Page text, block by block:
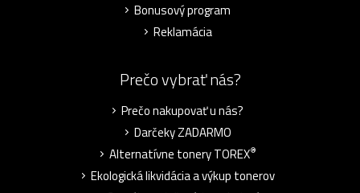
Bonusový program
Reklamácia
Prečo vybrať nás?
Prečo nakupovať u nás?
Darčeky ZADARMO
Alternatívne tonery TOREX®
Ekologická likvidácia a výkup tonerov